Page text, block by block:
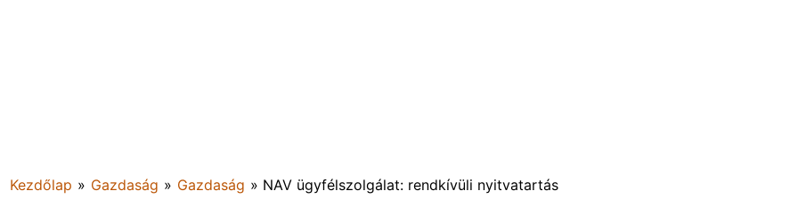
Kezdőlap » Gazdaság » Gazdaság » NAV ügyfélszolgálat: rendkívüli nyitvatartás